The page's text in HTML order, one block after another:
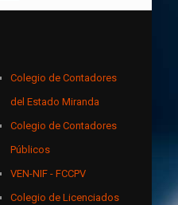
Colegio de Contadores
del Estado Miranda
Colegio de Contadores
Públicos
VEN-NIF - FCCPV
Colegio de Licenciados